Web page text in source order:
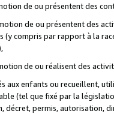
de ou présentent des
de ou présentent des
(y compris par rapport à la
de ou réalisent des
aux enfants ou recueillent,
(tel que fixé par la
décret, permis, autorisation,